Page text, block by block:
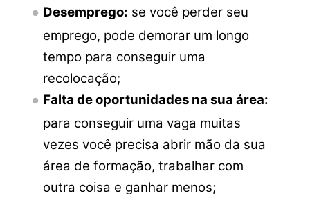
Desemprego: se você perder seu
emprego, pode demorar um longo
tempo para conseguir uma
recolocação;
Falta de oportunidades na sua área:
para conseguir uma vaga muitas
vezes você precisa abrir mão da sua
área de formação, trabalhar com
outra coisa e ganhar menos;